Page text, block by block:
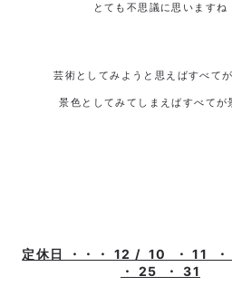
とても不思議に思いますね
芸術としてみようと思えばすべてが
景色としてみてしまえばすべてが
定休日 ・・・ 12 / 10 ・ 11
・ 25 ・ 31